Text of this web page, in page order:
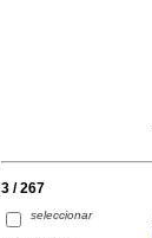
3 / 267
seleccionar